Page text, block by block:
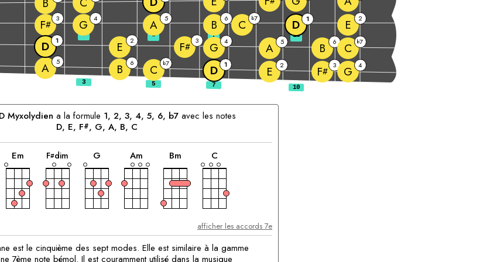
A 5 B 6 C b7 D 1 E 2 F# 3 G 4
D 1 E 2 F# 3 G 4 A 5 B 6 C b7
F# 3 G 4 A 5 B 6 C b7 D 1 E 2
3 5 7 10
D Myxolydien a la formule 1, 2, 3, 4, 5, 6, b7 avec les notes
D, E, F#, G, A, B, C
Em
accord
F#dim
accord
G
accord
Am
accord
Bm
accord
C
accord
afficher les accords 7e
est le cinquième des sept modes. Elle est similaire à la gamme
7ème note bémol. Il est couramment utilisé dans la musique